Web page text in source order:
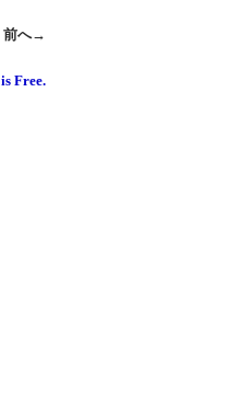
前へ→
is Free.